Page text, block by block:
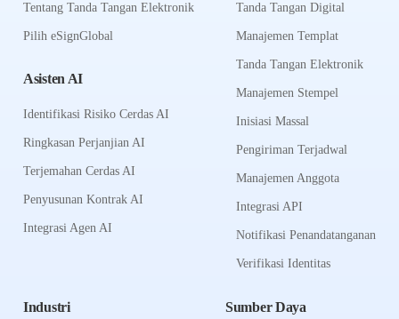
Tentang Tanda Tangan Elektronik
Pilih eSignGlobal
Asisten AI
Identifikasi Risiko Cerdas AI
Ringkasan Perjanjian AI
Terjemahan Cerdas AI
Penyusunan Kontrak AI
Integrasi Agen AI
Tanda Tangan Digital
Manajemen Templat
Tanda Tangan Elektronik
Manajemen Stempel
Inisiasi Massal
Pengiriman Terjadwal
Manajemen Anggota
Integrasi API
Notifikasi Penandatanganan
Verifikasi Identitas
Industri Sumber Daya